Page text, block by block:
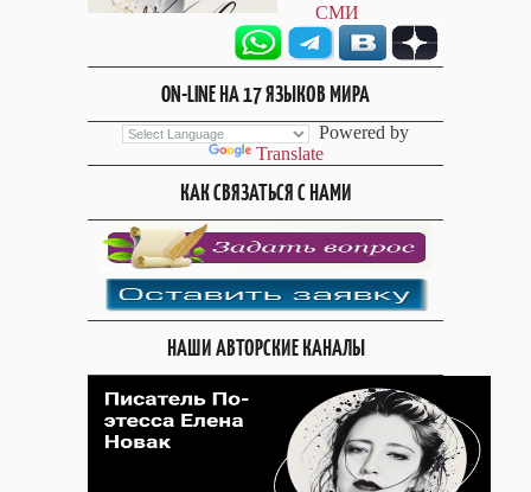
СМИ
ON-LINE НА 17 ЯЗЫКОВ МИРА
Powered by
Translate
КАК СВЯЗАТЬСЯ С НАМИ
НАШИ АВТОРСКИЕ КАНАЛЫ